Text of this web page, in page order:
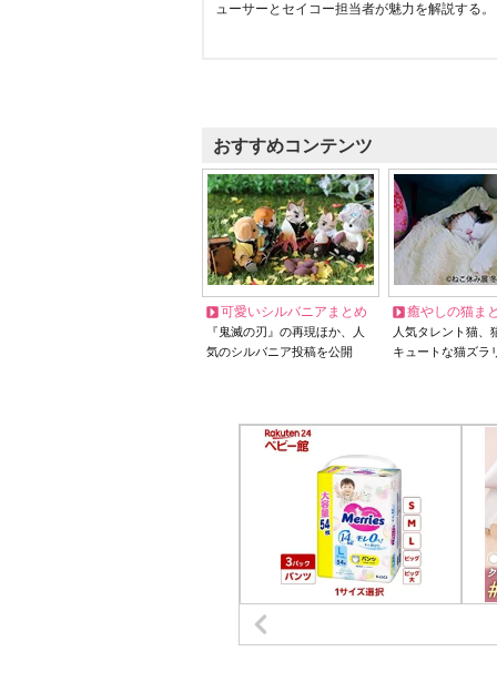
ューサーとセイコー担当者が魅力を解説する。
おすすめコンテンツ
可愛いシルバニアまとめ
『鬼滅の刃』の再現ほか、人
気のシルバニア投稿を公開
癒やしの猫ま
人気タレント猫
キュートな猫ズラ